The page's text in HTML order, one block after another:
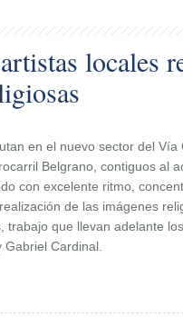
locales
en el nuevo sector del Vía
Belgrano, contiguos al
con excelente ritmo,
de las imágenes
trabajo que llevan adelante
Gabriel Cardinal.